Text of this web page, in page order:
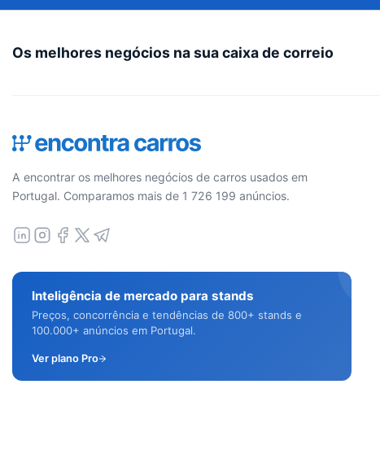
Os melhores negócios na sua caixa de correio
A encontrar os melhores negócios de carros usados em
Portugal. Comparamos mais de 1 726 199 anúncios.
Inteligência de mercado para stands
Preços, concorrência e tendências de 800+ stands e
100.000+ anúncios em Portugal.
Ver plano Pro